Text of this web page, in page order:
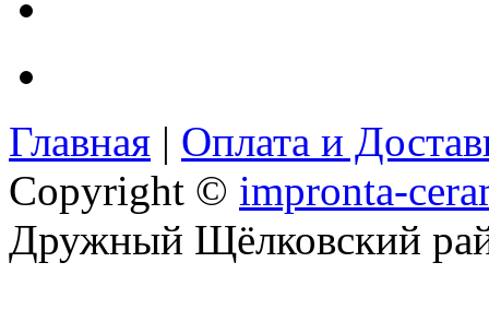
Главная | Оплата и
Copyright © impronta-
Дружный Щёлковский